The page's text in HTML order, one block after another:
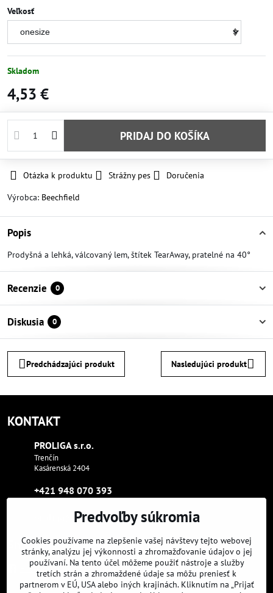
Veľkosť
Skladom
4,53 €
PRIDAJ DO KOŠÍKA
Otázka k produktu Strážny pes
Doručenia
Výrobca: Beechfield
Popis
Prodyšná a lehká, válcovaný lem, štítek TearAway, pratelné na 40°
Recenzie 0
Diskusia 0
Predchádzajúci produkt Nasledujúci produkt
KONTAKT
PROLIGA s​.r​.o​.
Trenčín
Kasárenská 2404
+421 948 070 393
proliga​@proliga​.eu
Sme tam, kde aj vy:
Facebook Instagram Youtube
Predvoľby súkromia
Cookies používame na zlepšenie vašej návštevy tejto webovej
stránky, analýzu jej výkonnosti a zhromažďovanie údajov o jej
používaní. Na tento účel môžeme použiť nástroje a služby
tretích strán a zhromaždené údaje sa môžu preniesť k
partnerom v EÚ, USA alebo iných krajinách. Kliknutím na „Prijať